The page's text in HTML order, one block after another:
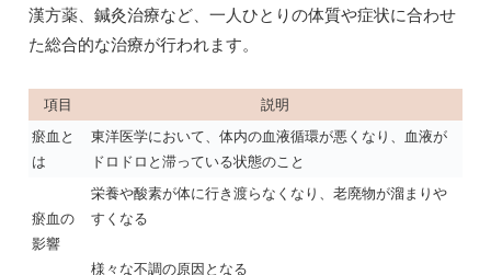
漢方薬、鍼灸治療など、一人ひとりの体質や症状に合わせ
た総合的な治療が行われます。
項目
説明
瘀血と
は
東洋医学において、体内の血液循環が悪くなり、血液が
ドロドロと滞っている状態のこと
瘀血の
影響
栄養や酸素が体に行き渡らなくなり、老廃物が溜まりや
すくなる
様々な不調の原因となる